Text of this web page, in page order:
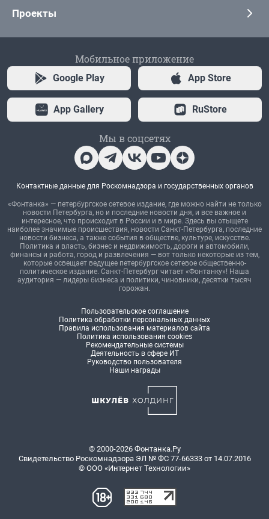
Проекты
Мобильное приложение
Google Play App Store
App Gallery RuStore
Мы в соцсетях
Контактные данные для Роскомнадзора и государственных органов
«Фонтанка» — петербургское сетевое издание, где можно найти не только
новости Петербурга, но и последние новости дня, и все важное и
интересное, что происходит в России и в мире. Здесь вы отыщете
наиболее значимые происшествия, новости Санкт-Петербурга, последние
новости бизнеса, а также события в обществе, культуре, искусстве.
Политика и власть, бизнес и недвижимость, дороги и автомобили,
финансы и работа, город и развлечения — вот только некоторые из тем,
которые освещает ведущее петербургское сетевое общественно-
политическое издание. Санкт-Петербург читает «Фонтанку»! Наша
аудитория — лидеры бизнеса и политики, чиновники, десятки тысяч
горожан.
Пользовательское соглашение
Политика обработки персональных данных
Правила использования материалов сайта
Политика использования cookies
Рекомендательные системы
Деятельность в сфере ИТ
Руководство пользователя
Наши награды
© 2000-2026 Фонтанка.Ру
Свидетельство Роскомнадзора ЭЛ № ФС 77-66333 от 14.07.2016
© ООО «Интернет Технологии»